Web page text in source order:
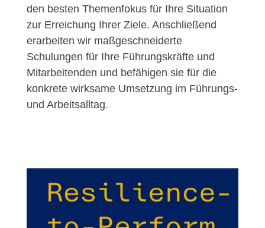
den besten Themenfokus für Ihre Situation
zur Erreichung Ihrer Ziele. Anschließend
erarbeiten wir maßgeschneiderte
Schulungen für Ihre Führungskräfte und
Mitarbeitenden und befähigen sie für die
konkrete wirksame Umsetzung im Führungs-
und Arbeitsalltag.